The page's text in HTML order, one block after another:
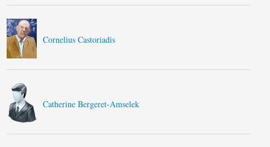
Cornelius Castoriadis
Catherine Bergeret-Amselek